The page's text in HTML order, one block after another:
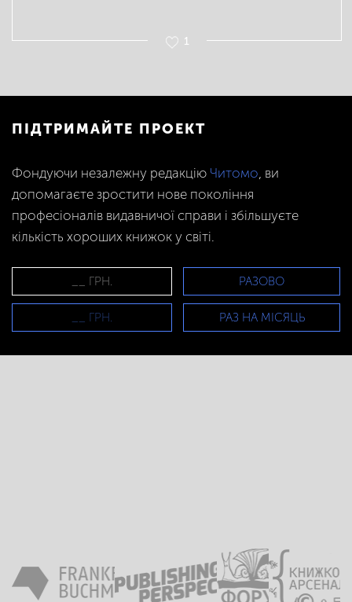
1
ПІДТРИМАЙТЕ ПРОЕКТ
Фондуючи незалежну редакцію Читомо, ви
допомагаєте зростити нове покоління
професіоналів видавничої справи і збільшуєте
кількість хороших книжок у світі.
РАЗОВО
РАЗ НА МІСЯЦЬ